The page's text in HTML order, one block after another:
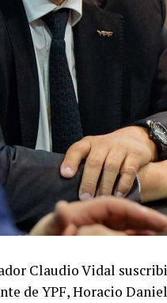
Claudio Vidal
de YPF, Horacio